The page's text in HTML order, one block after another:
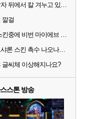
도적은 개발자 뒤에서 칼 겨누고 있나 왜 너프를 안 당함
깔걸
전장 패스 스킨중에 비번 마이에브 즐겨 찾기 안되네요.
모바일 요그샤론 스킨 촉수 나오나요??
글씨체 이상해지나요?
스톤 방송